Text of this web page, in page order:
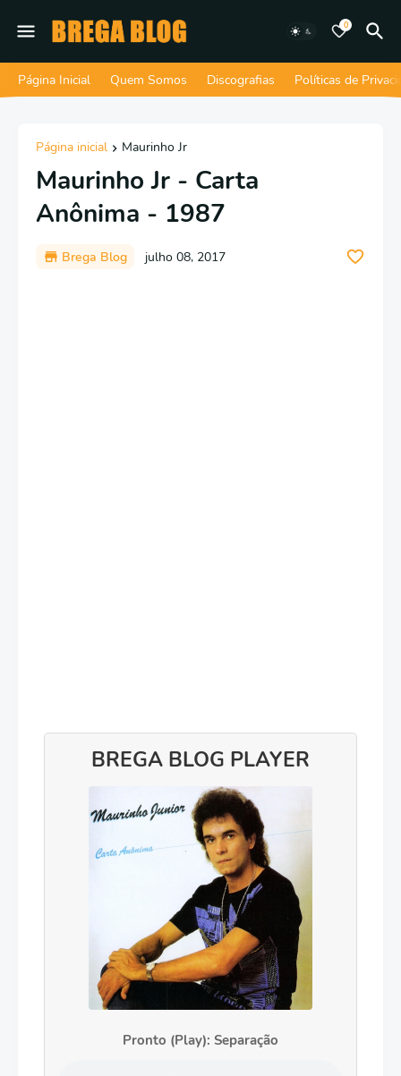
0
Página Inicial Quem Somos Discografias Políticas de
Página inicial Maurinho Jr
Maurinho Jr - Carta
Anônima - 1987
Brega Blog julho 08, 2017
BREGA BLOG PLAYER
Pronto (Play): Separação